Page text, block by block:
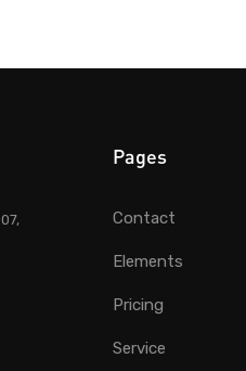
Pages
Contact
Elements
Pricing
Service